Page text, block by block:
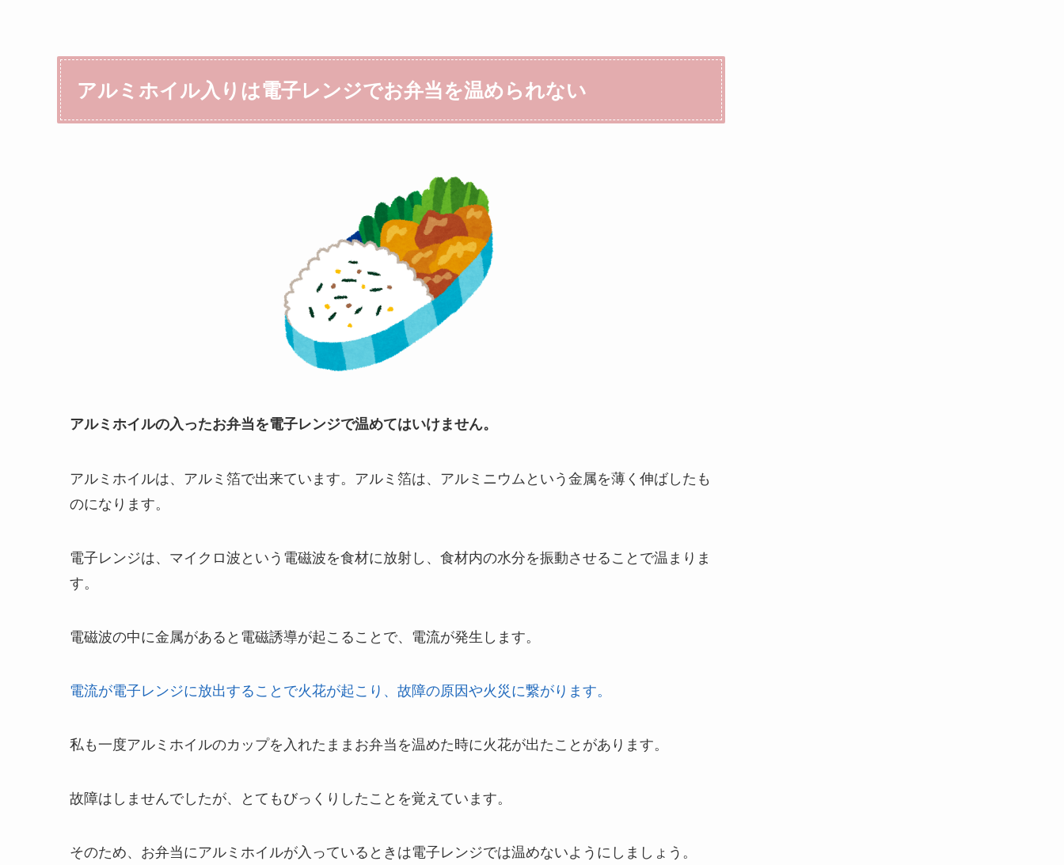
アルミホイル入りは電子レンジでお弁当を温められない
アルミホイルの入ったお弁当を電子レンジで温めてはいけません。
アルミホイルは、アルミ箔で出来ています。アルミ箔は、アルミニウムという金属を薄く伸ばしたも
のになります。
電子レンジは、マイクロ波という電磁波を食材に放射し、食材内の水分を振動させることで温まりま
す。
電磁波の中に金属があると電磁誘導が起こることで、電流が発生します。
電流が電子レンジに放出することで火花が起こり、故障の原因や火災に繋がります。
私も一度アルミホイルのカップを入れたままお弁当を温めた時に火花が出たことがあります。
故障はしませんでしたが、とてもびっくりしたことを覚えています。
そのため、お弁当にアルミホイルが入っているときは電子レンジでは温めないようにしましょう。